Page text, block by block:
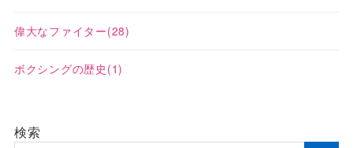
偉大なファイター(28)
ボクシングの歴史 (1)
検索